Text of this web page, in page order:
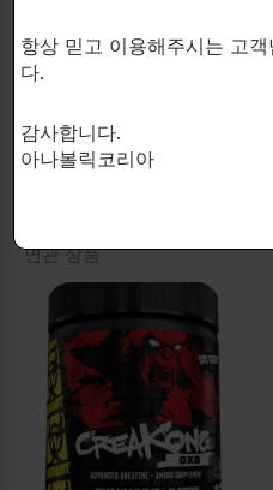
연관 상품
항상 믿고 이용해주시는 고
다.
감사합니다.
아나볼릭코리아